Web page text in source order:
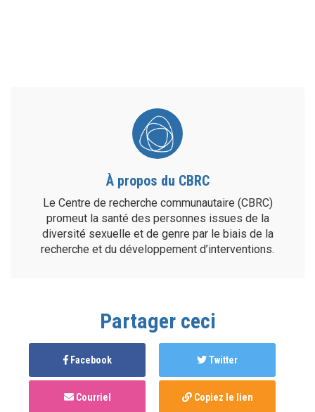
À propos du CBRC
Le Centre de recherche communautaire (CBRC)
promeut la santé des personnes issues de la
diversité sexuelle et de genre par le biais de la
recherche et du développement d’interventions.
Partager ceci
Facebook Twitter
Courriel Copiez le lien